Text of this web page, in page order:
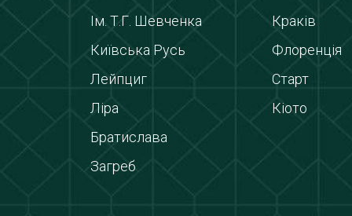
Ім. Т.Г. Шевченка
Київська Русь
Лейпциг
Ліра
Братислава
Загреб
Краків
Флоренція
Старт
Кіото